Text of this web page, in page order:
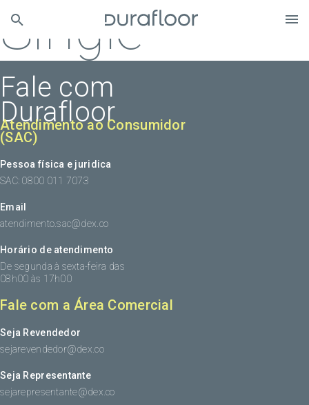
Single
Fale com
Durafloor
Atendimento ao Consumidor
(SAC)
Pessoa física e juridica
SAC: 0800 011 7073
Email
atendimento.sac@dex.co
Horário de atendimento
De segunda à sexta-feira das
08h00 às 17h00
Fale com a Área Comercial
Seja Revendedor
sejarevendedor@dex.co
Seja Representante
sejarepresentante@dex.co